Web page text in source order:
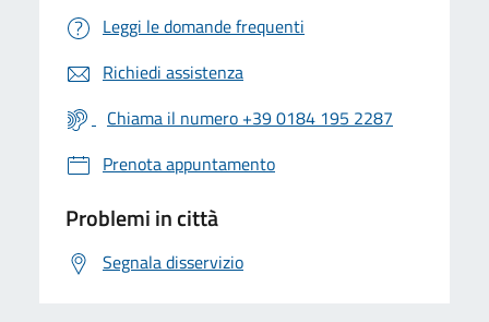
Leggi le domande frequenti
Richiedi assistenza
Chiama il numero +39 0184 195 2287
Prenota appuntamento
Problemi in città
Segnala disservizio